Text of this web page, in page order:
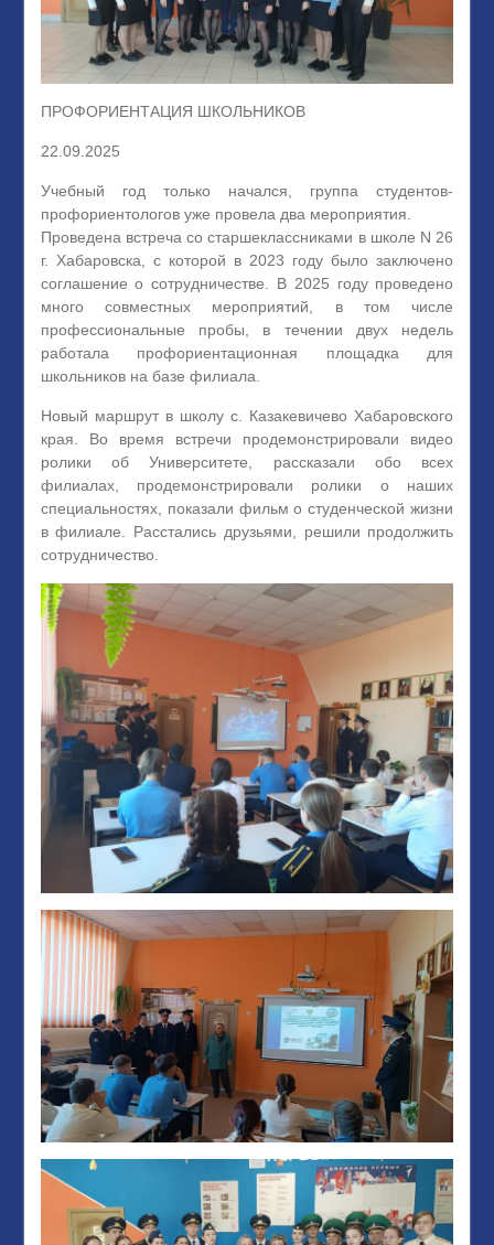
ПРОФОРИЕНТАЦИЯ ШКОЛЬНИКОВ
22.09.2025
Учебный год только начался, группа студентов-
профориентологов уже провела два мероприятия.
Проведена встреча со старшеклассниками в школе N 26
г. Хабаровска, с которой в 2023 году было заключено
соглашение о сотрудничестве. В 2025 году проведено
много совместных мероприятий, в том числе
профессиональные пробы, в течении двух недель
работала профориентационная площадка для
школьников на базе филиала.
Новый маршрут в школу с. Казакевичево Хабаровского
края. Во время встречи продемонстрировали видео
ролики об Университете, рассказали обо всех
филиалах, продемонстрировали ролики о наших
специальностях, показали фильм о студенческой жизни
в филиале. Расстались друзьями, решили продолжить
сотрудничество.